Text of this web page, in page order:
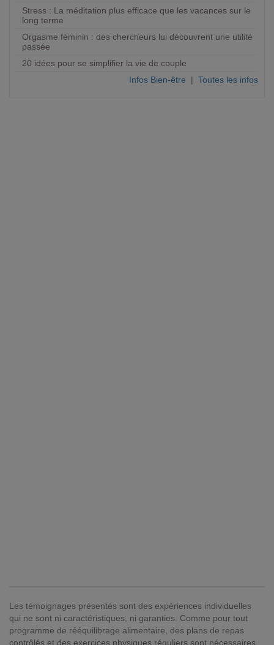
Stress : La méditation plus efficace que les vacances sur le
long terme
Orgasme féminin : des chercheurs lui découvrent une utilité
passée
20 idées pour se simplifier la vie de couple
Infos Bien-être | Toutes les infos
Les témoignages présentés sont des expériences individuelles
qui ne sont ni caractéristiques, ni garanties. Comme pour tout
programme de rééquilibrage alimentaire, des plans de repas
contrôlés et des exercices physiques réguliers sont nécessaires